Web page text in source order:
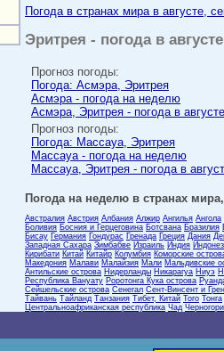
Погода в странах мира в августе,
Эритрея - погода в
Прогноз погоды:
Погода: Асмэра, Эритрея
Асмэра - погода на неделю
Асмэра, Эритрея - погода в
Прогноз погоды:
Погода: Массауа, Эритрея
Массауа - погода на неделю
Массауа, Эритрея - погода в
Погода на неделю в странах
Австралия Австрия Албания Алжир Ангилья Ангола
Боливия Босния и Герцеговина Ботсвана Бразилия
Бисау Германия Гондурас Гренада Греция Дания
Западная Сахара Зимбабве Израиль Индия
Кирибати Китай Китайр Колумбия Коморские
Македония Малави Малайзия Мали Мальдивские
Антильские острова Нидерланды Никарагуа Ниуэ
Республика Вануату Роротонга Кука острова
Сейшельские острова Сенегал Сент-Винсент и
Тайвань Тайланд Танзания Тибет, Китай Того Тонга
Центральноафриканская республика Чад